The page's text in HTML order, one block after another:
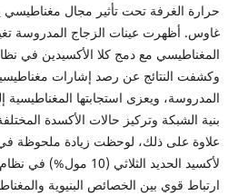
غاوس. أظهرت عينات الزجاج المدروسة
المغناطيسي مع دمج كلا الأكسيدين في
وكشفت النتائج عن رصد إشارات
المدروسة، ويعزى استجابتها المغناطيسية
بنية الشبكة وتركيز حالات الأكسدة
علاوة على ذلك، لوحظت زيادة ملحوظة في
لأكسيد الحديد الثلاثي
ارتباط قوي بين الخصائص البنيوية